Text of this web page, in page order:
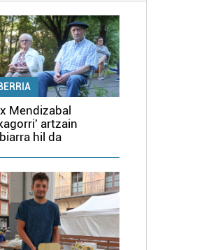
Mendizabal
artzain
hil da